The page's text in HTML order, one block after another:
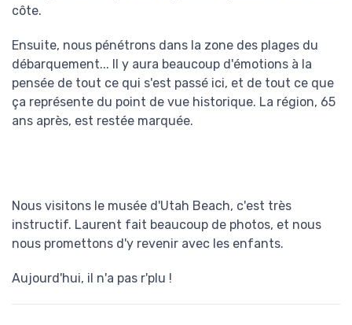
côte.
Ensuite, nous pénétrons dans la zone des plages du
débarquement... Il y aura beaucoup d'émotions à la
pensée de tout ce qui s'est passé ici, et de tout ce que
ça représente du point de vue historique. La région, 65
ans après, est restée marquée.
Nous visitons le musée d'Utah Beach, c'est très
instructif. Laurent fait beaucoup de photos, et nous
nous promettons d'y revenir avec les enfants.
Aujourd'hui, il n'a pas r'plu !